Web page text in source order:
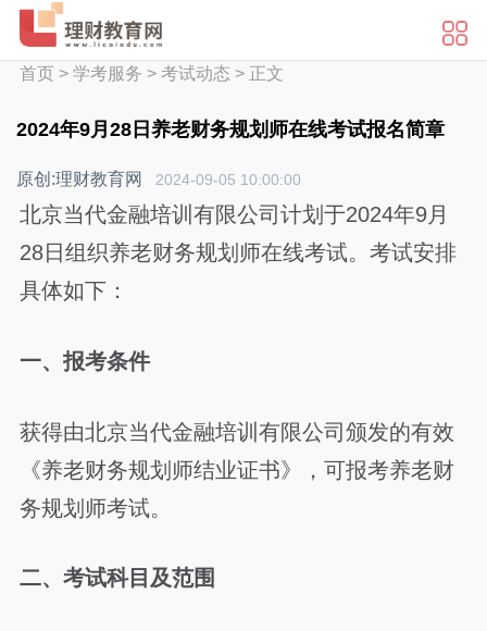
首页> 学考服务 > 考试动态 > 正文
2024年9月28日养老财务规划师在线考试报名简章
原创:理财教育网 2024-09-05 10:00:00
北京当代金融培训有限公司计划于2024年9月
28日组织养老财务规划师在线考试。考试安排
具体如下：
一、报考条件
获得由北京当代金融培训有限公司颁发的有效
《养老财务规划师结业证书》，可报考养老财
务规划师考试。
二、考试科目及范围